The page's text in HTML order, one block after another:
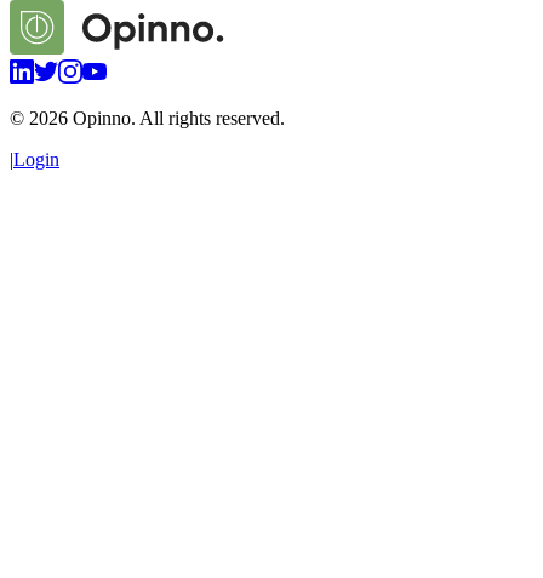
© 2026 Opinno. All rights reserved.
|Login